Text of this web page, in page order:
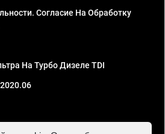
Согласие На Обработку
На Турбо Дизеле TDI
ИНН 781302555843,